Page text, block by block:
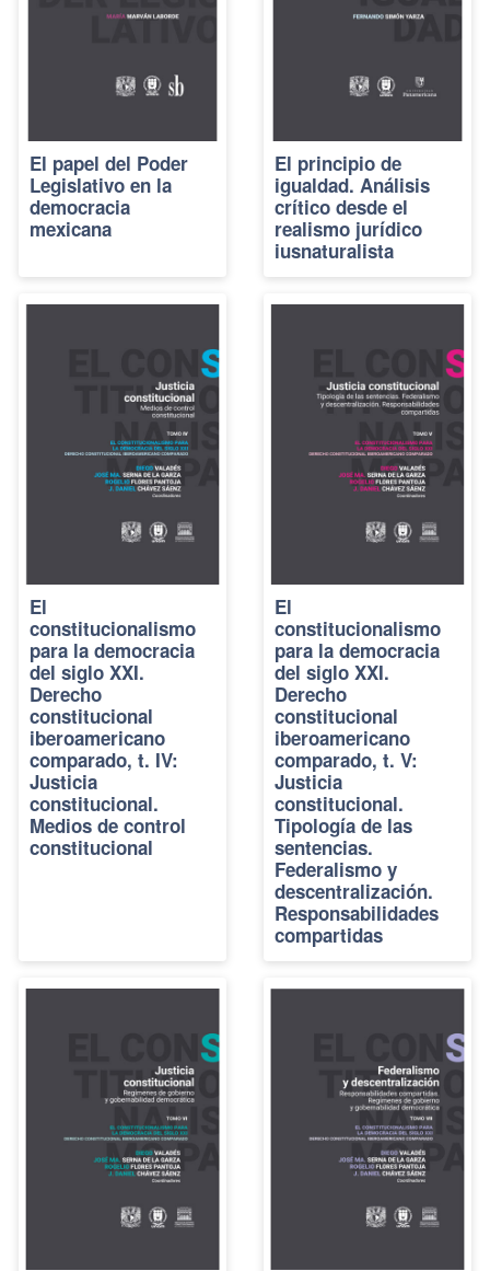
El papel del Poder
Legislativo en la
democracia
mexicana
El principio de
igualdad. Análisis
crítico desde el
realismo jurídico
iusnaturalista
El
constitucionalismo
para la democracia
del siglo XXI.
Derecho
constitucional
iberoamericano
comparado, t. IV:
Justicia
constitucional.
Medios de control
constitucional
El
constitucionalismo
para la democracia
del siglo XXI.
Derecho
constitucional
iberoamericano
comparado, t. V:
Justicia
constitucional.
Tipología de las
sentencias.
Federalismo y
descentralización.
Responsabilidades
compartidas